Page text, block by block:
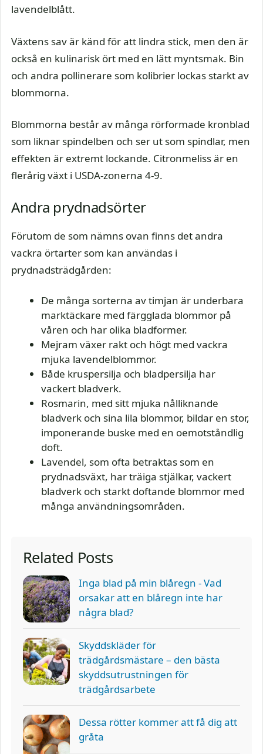
lavendelblått.
Växtens sav är känd för att lindra stick, men den är
också en kulinarisk ört med en lätt myntsmak. Bin
och andra pollinerare som kolibrier lockas starkt av
blommorna.
Blommorna består av många rörformade kronblad
som liknar spindelben och ser ut som spindlar, men
effekten är extremt lockande. Citronmeliss är en
flerårig växt i USDA-zonerna 4-9.
Andra prydnadsörter
Förutom de som nämns ovan finns det andra
vackra örtarter som kan användas i
prydnadsträdgården:
De många sorterna av timjan är underbara
marktäckare med färgglada blommor på
våren och har olika bladformer.
Mejram växer rakt och högt med vackra
mjuka lavendelblommor.
Både kruspersilja och bladpersilja har
vackert bladverk.
Rosmarin, med sitt mjuka nålliknande
bladverk och sina lila blommor, bildar en stor,
imponerande buske med en oemotståndlig
doft.
Lavendel, som ofta betraktas som en
prydnadsväxt, har träiga stjälkar, vackert
bladverk och starkt doftande blommor med
många användningsområden.
Related Posts
Inga blad på min blåregn - Vad
orsakar att en blåregn inte har
några blad?
Skyddskläder för
trädgårdsmästare – den bästa
skyddsutrustningen för
trädgårdsarbete
Dessa rötter kommer att få dig att
gråta